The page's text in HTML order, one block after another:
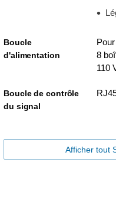
Boucle
d'alimentation
8
110
Boucle de contrôle
du signal
Afficher tout